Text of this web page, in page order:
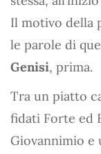
Il motivo della
le parole di
Genisi, prima.
Tra un piatto
fidati Forte ed
Giovannimio e